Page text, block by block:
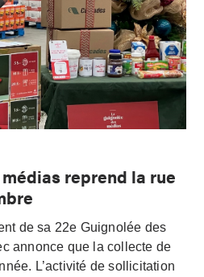
reprend la rue
de sa 22e Guignolée des
annonce que la collecte de
L’activité de sollicitation